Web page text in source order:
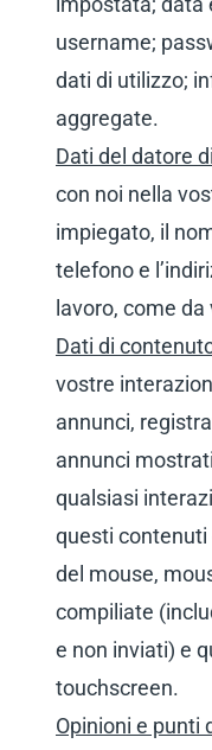
username;
dati di utilizzo;
aggregate.
Dati del datore
con noi nella
impiegato, il
telefono e
lavoro, come
Dati di
vostre
annunci,
annunci
qualsiasi
questi
del mouse,
compiliate
e non inviati) e
touchscreen.
Opinioni e punti